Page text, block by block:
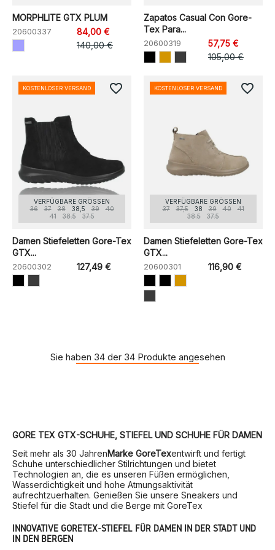
MORPHLITE GTX PLUM
20600337
84,00 €
140,00 €
Zapatos Casual Con Gore-
Tex Para...
20600319
57,75 €
105,00 €
VERFÜGBARE GRÖSSEN
36
37 38 38,5 39
40
41
38.5 37.5
Damen Stiefeletten Gore-Tex
GTX...
20600302 127,49 €
KOSTENLOSER VERSAND favorite_border
VERFÜGBARE GRÖSSEN
37
37,5 38 39 40
41
38.5
37.5
Damen Stiefeletten Gore-Tex
GTX...
20600301 116,90 €
KOSTENLOSER VERSAND favorite_border
Sie haben 34 der 34 Produkte angesehen
GORE TEX GTX-SCHUHE, STIEFEL UND SCHUHE FÜR DAMEN
Seit mehr als 30 JahrenMarke GoreTexentwirft und fertigt
Schuhe unterschiedlicher Stilrichtungen und bietet
Technologien an, die es unseren Füßen ermöglichen,
Wasserdichtigkeit und hohe Atmungsaktivität
aufrechtzuerhalten. Genießen Sie unsere Sneakers und
Stiefel für die Stadt und die Berge mit GoreTex
INNOVATIVE GORETEX-STIEFEL FÜR DAMEN IN DER STADT UND
IN DEN BERGEN